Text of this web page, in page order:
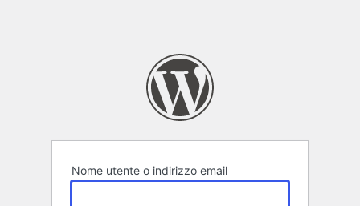
Nome utente o indirizzo email